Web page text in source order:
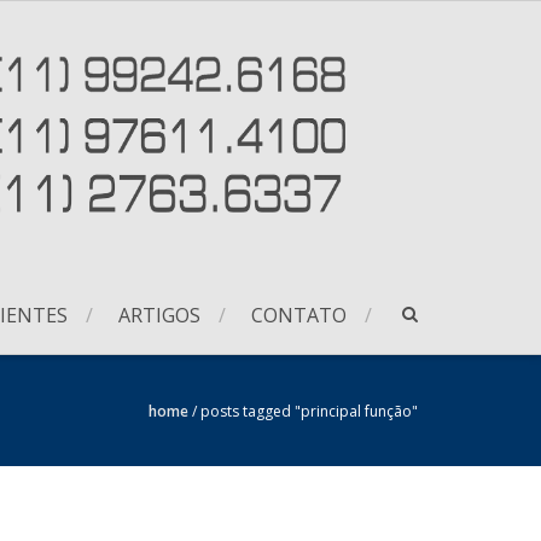
ARTIGOS CONTATO
home/posts tagged "principal função"